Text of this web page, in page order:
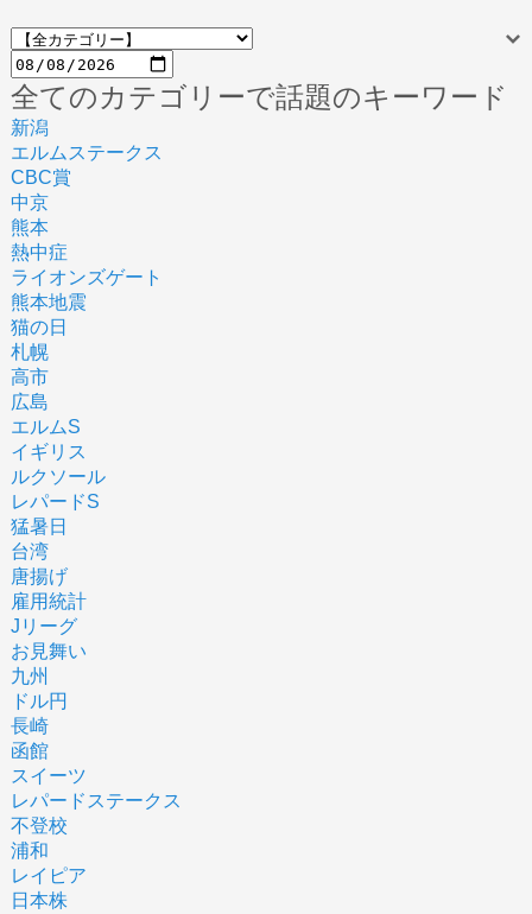
全てのカテゴリーで話題のキーワード
新潟
エルムステークス
CBC賞
中京
熊本
熱中症
ライオンズゲート
熊本地震
猫の日
札幌
高市
広島
エルムS
イギリス
ルクソール
レパードS
猛暑日
台湾
唐揚げ
雇用統計
Jリーグ
お見舞い
九州
ドル円
長崎
函館
スイーツ
レパードステークス
不登校
浦和
レイピア
日本株